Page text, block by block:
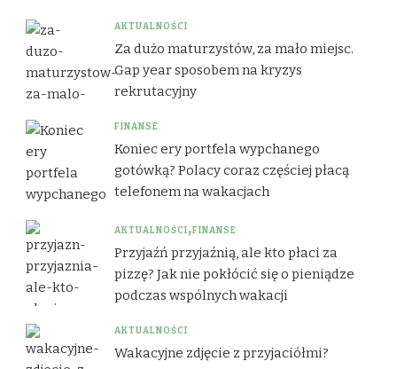
AKTUALNOŚCI
Za dużo maturzystów, za mało miejsc.
Gap year sposobem na kryzys
rekrutacyjny
FINANSE
Koniec ery portfela wypchanego
gotówką? Polacy coraz częściej płacą
telefonem na wakacjach
AKTUALNOŚCI FINANSE
Przyjaźń przyjaźnią, ale kto płaci za
pizzę? Jak nie pokłócić się o pieniądze
podczas wspólnych wakacji
AKTUALNOŚCI
Wakacyjne zdjęcie z przyjaciółmi?